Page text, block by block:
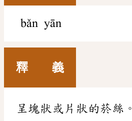
bǎn yān
釋 義
呈塊狀或片狀的菸絲。